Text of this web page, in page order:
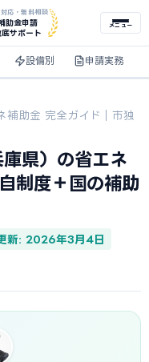
対応・無料相談
助金申請
底サポート
メニュー
設備別 申請実務
補助金 完全ガイド｜市独
県）の省エネ
制度＋国の補助
新: 2026年3月4日